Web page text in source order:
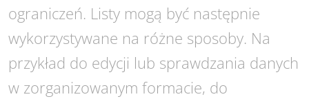
ograniczeń. Listy mogą być następnie
wykorzystywane na różne sposoby. Na
przykład do edycji lub sprawdzania danych
w zorganizowanym formacie, do